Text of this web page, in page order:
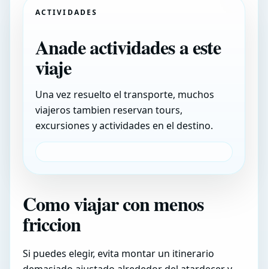
ACTIVIDADES
Anade actividades a este
viaje
Una vez resuelto el transporte, muchos
viajeros tambien reservan tours,
excursiones y actividades en el destino.
Como viajar con menos
friccion
Si puedes elegir, evita montar un itinerario